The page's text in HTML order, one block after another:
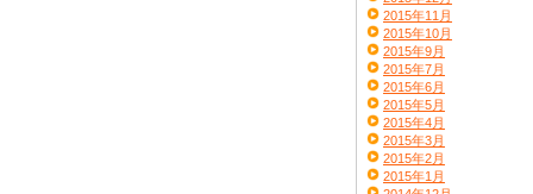
2015年11月
2015年10月
2015年9月
2015年7月
2015年6月
2015年5月
2015年4月
2015年3月
2015年2月
2015年1月